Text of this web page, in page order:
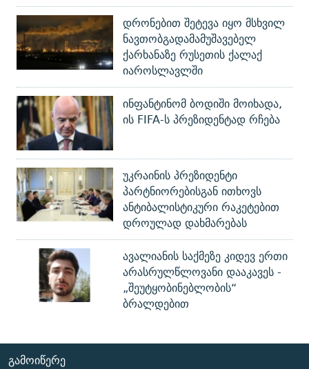
დრონებით შეტევა იყო მსხვილ
ნავთობგადამამუშავებელ
ქარხანაზე რუსეთის ქალაქ
იაროსლავლში
ინფანტინომ ბოდიში მოიხადა,
ის FIFA-ს პრეზიდენტად რჩება
უკრაინის პრეზიდენტი
პარტნიორებისგან ითხოვს
ანტიბალისტიკური რაკეტებით
დროულად დახმარებას
ავალიანის საქმეზე კიდევ ერთი
არასრულწლოვანი დააკავეს -
„შეუტყობინებლობის“
ბრალდებით
ᲒᲐᲛᲝᲘᲬᲔᲠᲔ